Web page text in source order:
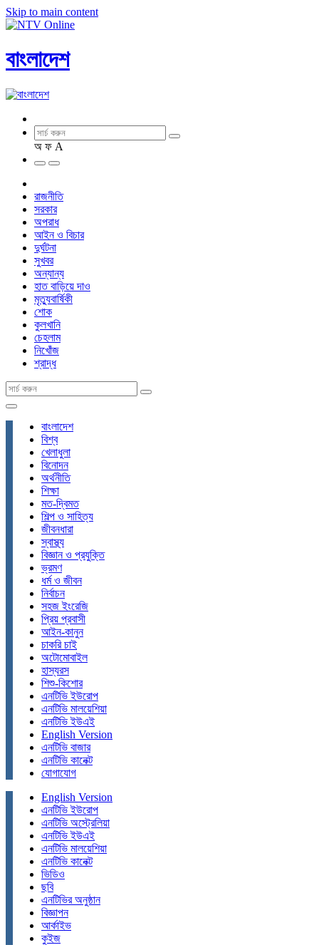
Skip to main content
বাংলাদেশ
অ ফ A
রাজনীতি
সরকার
অপরাধ
আইন ও বিচার
দুর্ঘটনা
সুখবর
অন্যান্য
হাত বাড়িয়ে দাও
মৃত্যুবার্ষিকী
শোক
কুলখানি
চেহলাম
নিখোঁজ
শ্রাদ্ধ
বাংলাদেশ
বিশ্ব
খেলাধুলা
বিনোদন
অর্থনীতি
শিক্ষা
মত-দ্বিমত
শিল্প ও সাহিত্য
জীবনধারা
স্বাস্থ্য
বিজ্ঞান ও প্রযুক্তি
ভ্রমণ
ধর্ম ও জীবন
নির্বাচন
সহজ ইংরেজি
প্রিয় প্রবাসী
আইন-কানুন
চাকরি চাই
অটোমোবাইল
হাস্যরস
শিশু-কিশোর
এনটিভি ইউরোপ
এনটিভি মালয়েশিয়া
এনটিভি ইউএই
English Version
এনটিভি বাজার
এনটিভি কানেক্ট
যোগাযোগ
English Version
এনটিভি ইউরোপ
এনটিভি অস্ট্রেলিয়া
এনটিভি ইউএই
এনটিভি মালয়েশিয়া
এনটিভি কানেক্ট
ভিডিও
ছবি
এনটিভির অনুষ্ঠান
বিজ্ঞাপন
আর্কাইভ
কুইজ